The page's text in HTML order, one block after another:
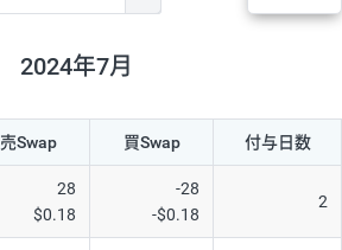
28円 36,920円 7.5円
38円 45,810円
26円 1,400円 185.7円
35円 17,280円
2024年7月
売Swap 買Swap 付与日数
28
$0.18
-28
-$0.18
2